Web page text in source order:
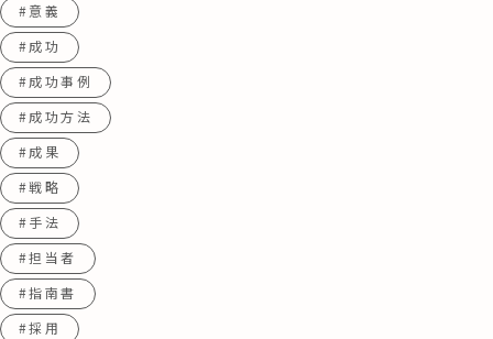
#意義
#成功
#成功事例
#成功方法
#成果
#戦略
#手法
#担当者
#指南書
#採用